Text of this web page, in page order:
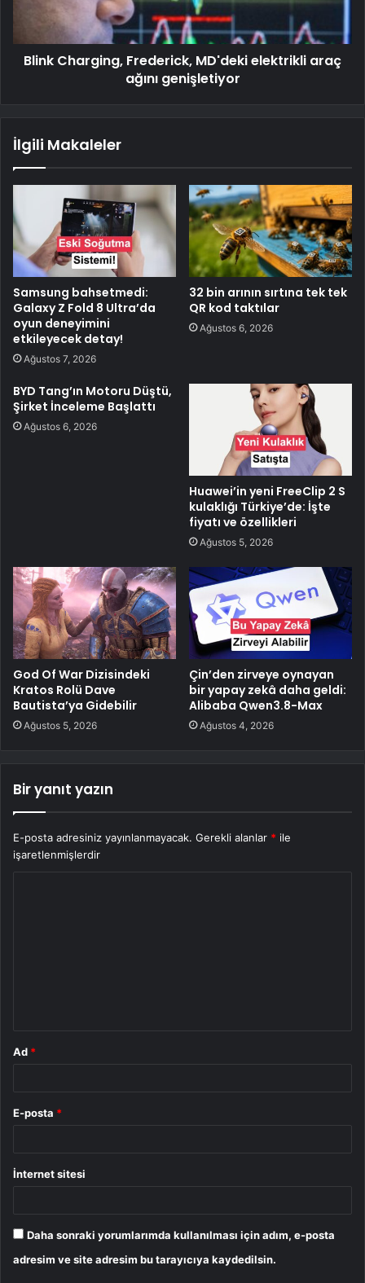
Blink Charging, Frederick, MD'deki elektrikli araç
ağını genişletiyor
İlgili Makaleler
Samsung bahsetmedi:
Galaxy Z Fold 8 Ultra’da
oyun deneyimini
etkileyecek detay!
Ağustos 7, 2026
32 bin arının sırtına tek tek
QR kod taktılar
Ağustos 6, 2026
BYD Tang’ın Motoru Düştü,
Şirket İnceleme Başlattı
Ağustos 6, 2026
Huawei’in yeni FreeClip 2 S
kulaklığı Türkiye’de: İşte
fiyatı ve özellikleri
Ağustos 5, 2026
God Of War Dizisindeki
Kratos Rolü Dave
Bautista’ya Gidebilir
Ağustos 5, 2026
Çin’den zirveye oynayan
bir yapay zekâ daha geldi:
Alibaba Qwen3.8-Max
Ağustos 4, 2026
Bir yanıt yazın
E-posta adresiniz yayınlanmayacak. Gerekli alanlar * ile
işaretlenmişlerdir
Ad *
E-posta *
İnternet sitesi
Daha sonraki yorumlarımda kullanılması için adım, e-posta
adresim ve site adresim bu tarayıcıya kaydedilsin.